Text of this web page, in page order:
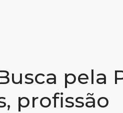
pela
profissão